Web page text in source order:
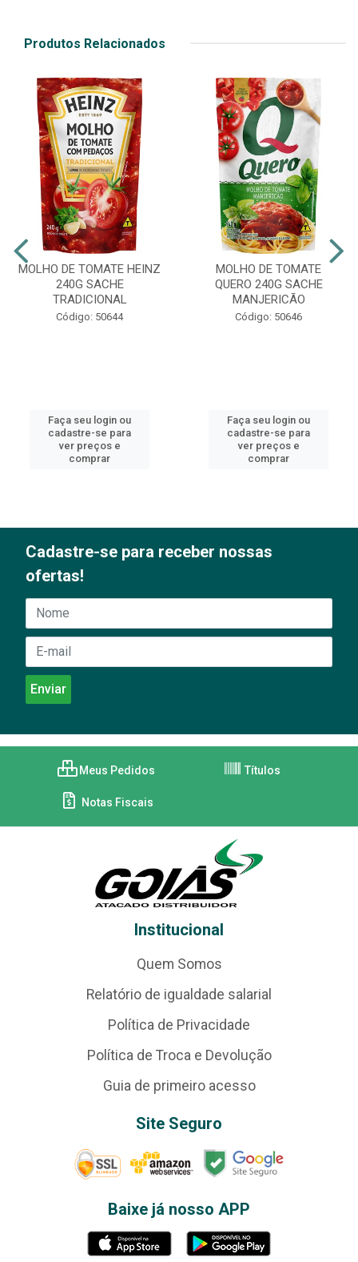
Produtos Relacionados
MOLHO DE TOMATE HEINZ
240G SACHE
TRADICIONAL
Código: 50644
Faça seu login ou
cadastre-se para
ver preços e
comprar
MOLHO DE TOMATE
QUERO 240G SACHE
MANJERICÃO
Código: 50646
Faça seu login ou
cadastre-se para
ver preços e
comprar
Cadastre-se para receber nossas
ofertas!
Meus Pedidos Títulos
Notas Fiscais
Institucional
Quem Somos
Relatório de igualdade salarial
Política de Privacidade
Política de Troca e Devolução
Guia de primeiro acesso
Site Seguro
Baixe já nosso APP